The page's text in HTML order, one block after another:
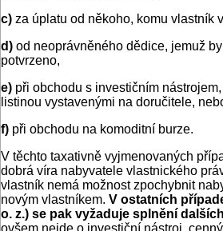
c) za úplatu od někoho, komu vlastník
d) od neoprávněného dědice, jemuž
potvrzeno,
e) při obchodu s investičním
listinou vystavenými na doručitele,
f) při obchodu na komoditní burze.
V těchto taxativně vyjmenovaných
dobrá víra nabyvatele vlastnického
vlastník nemá možnost zpochybnit
novým vlastníkem. V ostatních
o. z.) se pak vyžaduje splnění